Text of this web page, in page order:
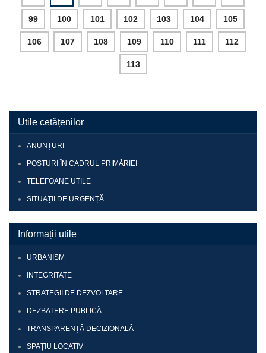
99 100 101 102 103 104 105
106 107 108 109 110 111 112
113
Utile cetățenilor
ANUNȚURI
POSTURI ÎN CADRUL PRIMĂRIEI
TELEFOANE UTILE
SITUAȚII DE URGENȚĂ
Informații utile
URBANISM
INTEGRITATE
STRATEGII DE DEZVOLTARE
DEZBATERE PUBLICĂ
TRANSPARENȚĂ DECIZIONALĂ
SPAȚIU LOCATIV